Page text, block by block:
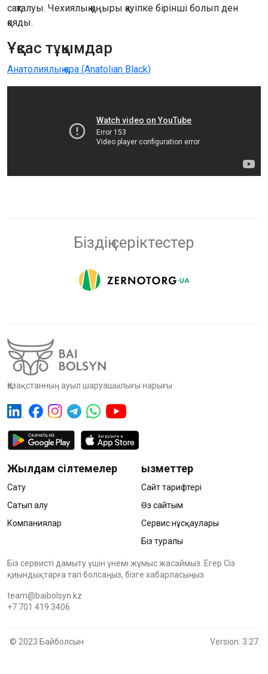
сақталуы. Чехиялық қоңыры қауіпке бірінші болып ден
қояды.
Ұқсас тұқымдар
Анатолиялық қара (Anatolian Black)
Біздің серіктестер
Қазақстанның ауыл шаруашылығы нарығы
Жылдам сілтемелер
Сату
Сатып алу
Компаниялар
Қызметтер
Сайт тарифтері
Өз сайтым
Сервис нұсқаулары
Біз туралы
Біз сервисті дамыту үшін үнемі жұмыс жасаймыз. Егер Сіз
қиындықтарға тап болсаңыз, бізге хабарласыңыз
team@baibolsyn.kz
+7 701 419 3406
© 2023 Байболсын Version: 3.27